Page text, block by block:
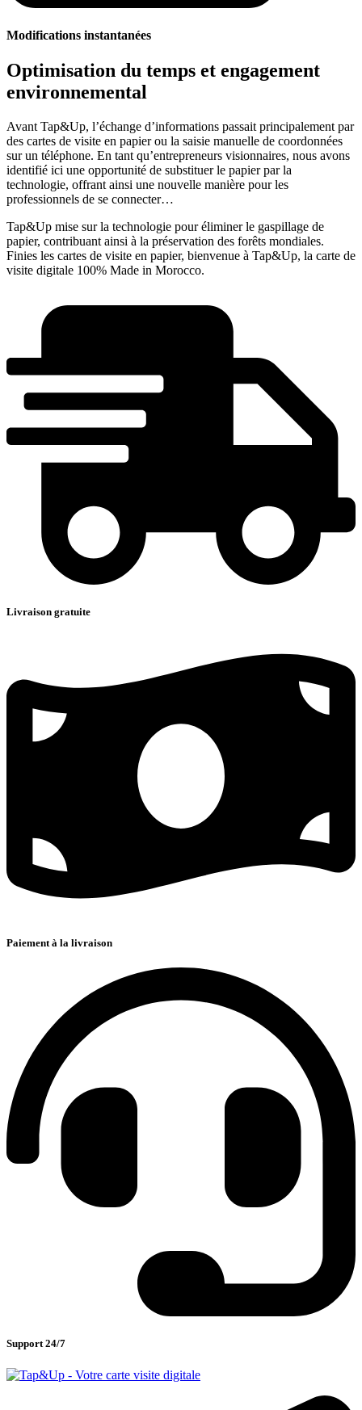
Modifications instantanées
Optimisation du temps et engagement
environnemental
Avant Tap&Up, l’échange d’informations passait principalement par
des cartes de visite en papier ou la saisie manuelle de coordonnées
sur un téléphone. En tant qu’entrepreneurs visionnaires, nous avons
identifié ici une opportunité de substituer le papier par la
technologie, offrant ainsi une nouvelle manière pour les
professionnels de se connecter…
Tap&Up mise sur la technologie pour éliminer le gaspillage de
papier, contribuant ainsi à la préservation des forêts mondiales.
Finies les cartes de visite en papier, bienvenue à Tap&Up, la carte de
visite digitale 100% Made in Morocco.
Livraison gratuite
Paiement à la livraison
Support 24/7